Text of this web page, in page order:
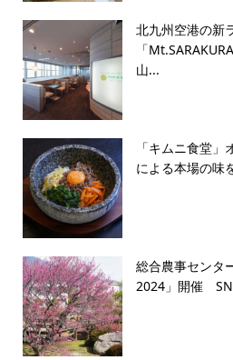
北九州空港の新
「
山...
「キムニ食堂
による本場の味
総合農事センタ
2024」開催